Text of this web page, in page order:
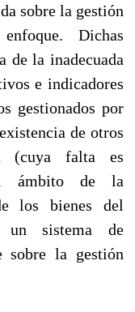
sobre la gestión
Dichas
de la inadecuada
e indicadores
gestionados por
de otros
(cuya falta es
ámbito de la
los bienes del
un sistema de
sobre la gestión